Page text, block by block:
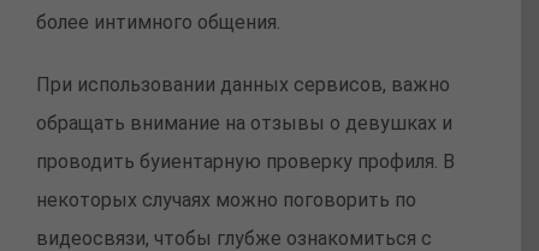
более интимного общения.
При использовании данных сервисов, важно
обращать внимание на отзывы о девушках и
проводить буиентарную проверку профиля. В
некоторых случаях можно поговорить по
видеосвязи, чтобы глубже ознакомиться с